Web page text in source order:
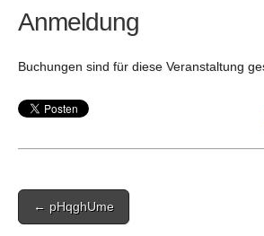
Anmeldung
Buchungen sind für diese Veranstaltung
Post
navigation
← pHqghUme